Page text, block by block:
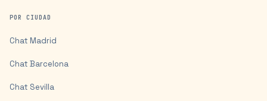
POR CIUDAD
Chat Madrid
Chat Barcelona
Chat Sevilla